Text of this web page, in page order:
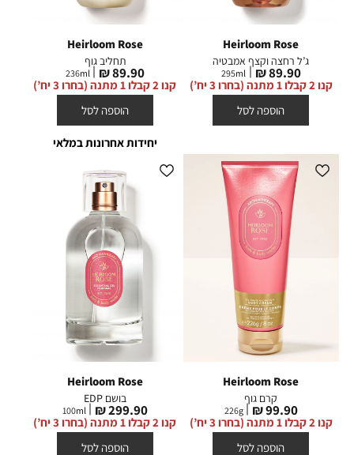
Heirloom Rose
ג’ל רחצה וקצף אמבטיה
מחיר
מוצר
89.90 ₪
295ml
קנו 2 קבלו 1 מתנה (בחרו 3 יח’)
הוספה לסל
Heirloom Rose
תחליב גוף
מחיר
מוצר
89.90 ₪
236ml
קנו 2 קבלו 1 מתנה (בחרו 3 יח’)
הוספה לסל
יחידות אחרונות במלאי
Heirloom Rose
קרם גוף
מחיר
מוצר
99.90 ₪
226g
קנו 2 קבלו 1 מתנה (בחרו 3 יח’)
הוספה לסל
Heirloom Rose
בושם EDP
מחיר
מוצר
299.90 ₪
100ml
קנו 2 קבלו 1 מתנה (בחרו 3 יח’)
הוספה לסל